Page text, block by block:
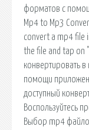
форматов с
Mp4 to Mp3
convert a mp4 file
the file and tap on
конвертировать
помощи
доступный
Воспользуйтесь
Выбор mp4